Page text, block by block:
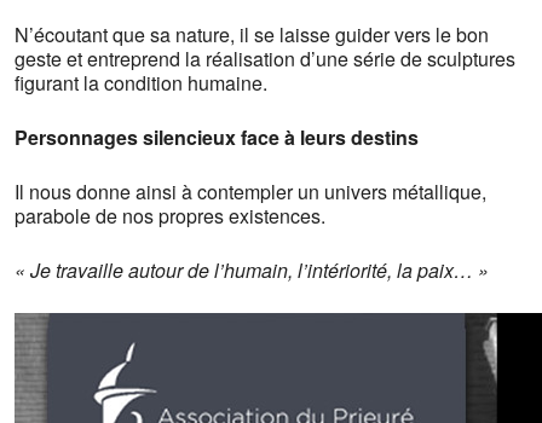
N’écoutant que sa nature, il se laisse guider vers le bon
geste et entreprend la réalisation d’une série de sculptures
figurant la condition humaine.
Personnages silencieux face à leurs destins
Il nous donne ainsi à contempler un univers métallique,
parabole de nos propres existences.
« Je travaille autour de l’humain, l’intériorité, la paix… »